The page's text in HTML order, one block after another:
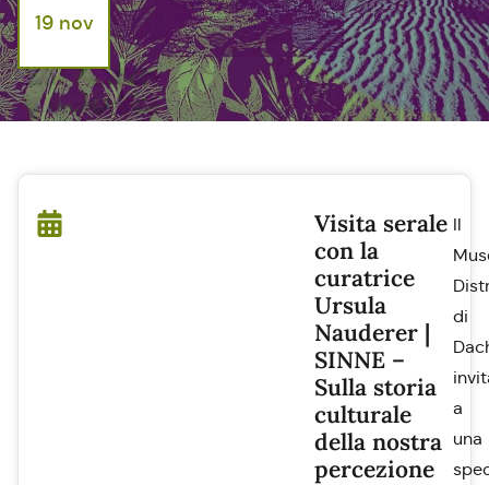
19 nov
Visita serale
con la
curatrice
Ursula
Nauderer |
SINNE –
Sulla storia
culturale
della nostra
percezione
Il
di
a
una